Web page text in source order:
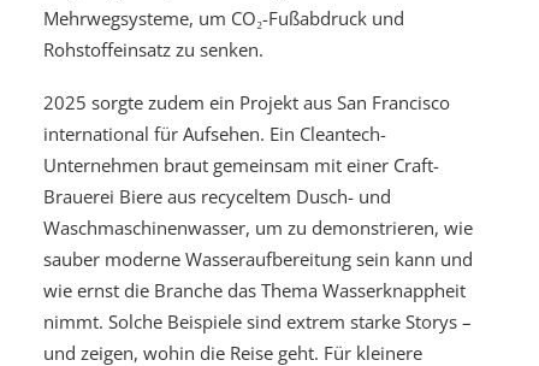
Mehrwegsysteme, um CO₂-Fußabdruck und
Rohstoffeinsatz zu senken.
2025 sorgte zudem ein Projekt aus San Francisco
international für Aufsehen. Ein Cleantech-
Unternehmen braut gemeinsam mit einer Craft-
Brauerei Biere aus recyceltem Dusch- und
Waschmaschinenwasser, um zu demonstrieren, wie
sauber moderne Wasseraufbereitung sein kann und
wie ernst die Branche das Thema Wasserknappheit
nimmt. Solche Beispiele sind extrem starke Storys –
und zeigen, wohin die Reise geht. Für kleinere